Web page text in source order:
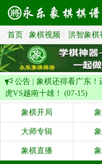
首页 象棋视频 洪智象棋
公告 | 象棋还得看广东！
虎VS越南十雄！ (07-15)
象棋开局
大师专辑
象棋直播